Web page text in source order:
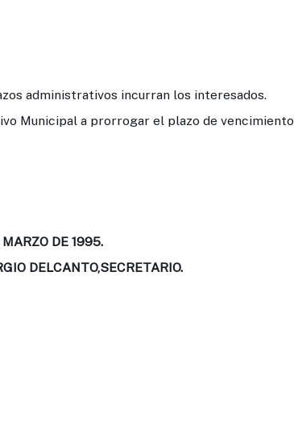
administrativos incurran los interesados.
Municipal a prorrogar el plazo de vencimiento
DE 1995.
DELCANTO,SECRETARIO.